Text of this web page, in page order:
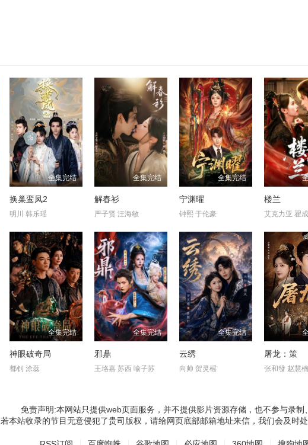
全集完结
换巢鸾凤2
明川 韩乐瑶
全集完结
解春衫
严子贤 汪海敏
全集完结
宁渊曜
钟熙 于伦豪
楼兰
艾克力亚 翟
全集完结
神眼破奇局
都钊 涂蕊
全集完结
邪鼎
王珞嘉 苏西 喻子苏
全集完结
云绣
向帅 贺灵榣
屠龙：策
张和發 赵慧楠
免责声明:本网站只提供web页面服务，并不提供影片资源存储，也不参与录制
若本站收录的节目无意侵犯了贵司版权，请给网页底部邮箱地址来信，我们会及时